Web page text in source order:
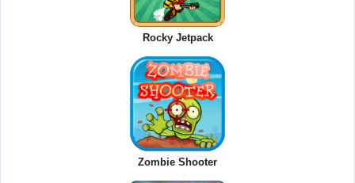
Rocky Jetpack
Zombie Shooter